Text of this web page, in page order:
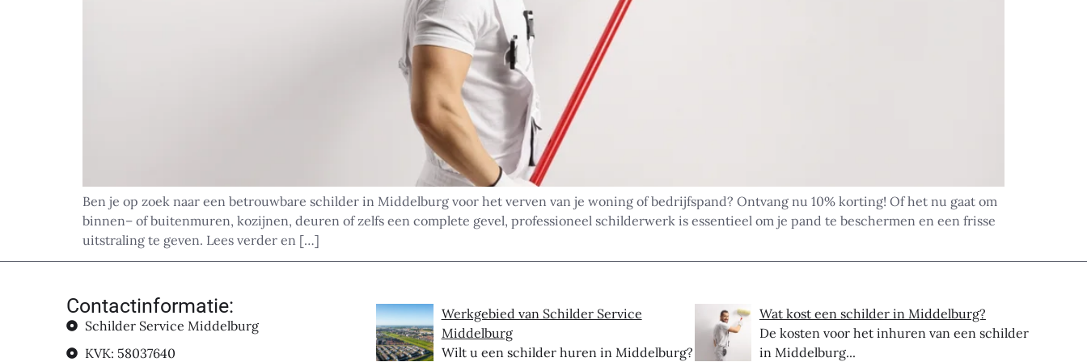
Ben je op zoek naar een betrouwbare schilder in Middelburg voor het verven van je woning of bedrijfspand? Ontvang nu 10% korting! Of het nu gaat om
binnen– of buitenmuren, kozijnen, deuren of zelfs een complete gevel, professioneel schilderwerk is essentieel om je pand te beschermen en een frisse
uitstraling te geven. Lees verder en […]
Contactinformatie:
Schilder Service Middelburg
KVK: 58037640
Werkgebied van Schilder Service
Middelburg
Wilt u een schilder huren in Middelburg?
Wat kost een schilder in Middelburg?
De kosten voor het inhuren van een schilder
in Middelburg...